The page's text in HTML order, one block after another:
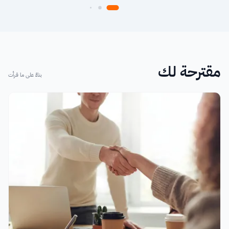
مقترحة لك بناءً على ما قرأت